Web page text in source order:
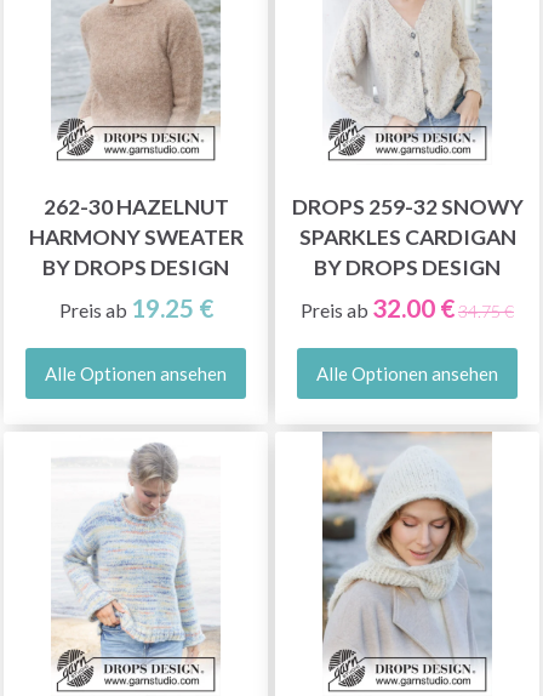
262-30 HAZELNUT
HARMONY SWEATER
BY DROPS DESIGN
Preis ab 19.25 €
Alle Optionen ansehen
DROPS 259-32 SNOWY
SPARKLES CARDIGAN
BY DROPS DESIGN
Preis ab 32.00 €34.75 €
Alle Optionen ansehen